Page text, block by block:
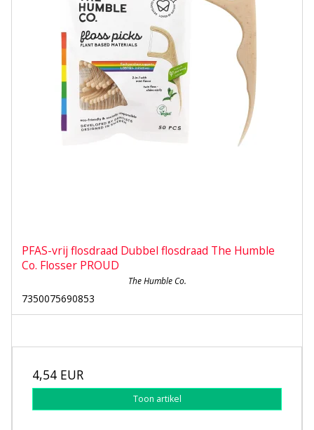
PFAS-vrij flosdraad Dubbel flosdraad The Humble
Co. Flosser PROUD
The Humble Co.
7350075690853
4,54 EUR
Toon artikel